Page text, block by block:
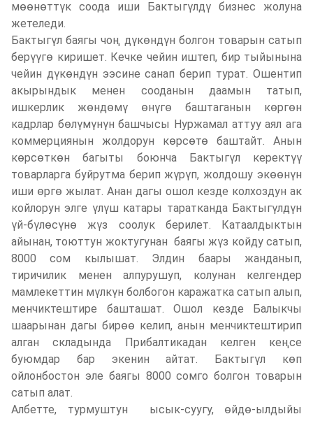
мөөнөттүк соода иши Бактыгүлдү бизнес жолуна
жетеледи.
Бактыгүл баягы чоң дүкөндүн болгон товарын сатып
берүүгө киришет. Кечке чейин иштеп, бир тыйынына
чейин дүкөндүн ээсине санап берип турат. Ошентип
акырындык менен сооданын даамын татып,
ишкерлик жөндөмү өнүгө баштаганын көргөн
кадрлар бөлүмүнүн башчысы Нуржамал аттуу аял ага
коммерциянын жолдорун көрсөтө баштайт. Анын
көрсөткөн багыты боюнча Бактыгүл керектүү
товарларга буйрутма берип жүрүп, жолдошу экөөнүн
иши өргө жылат. Анан дагы ошол кезде колхоздун ак
койлорун элге үлүш катары таратканда Бактыгүлдүн
үй-бүлөсүнө жүз соолук берилет. Катаалдыктын
айынан, тоюттун жоктугунан баягы жүз койду сатып,
8000 сом кылышат. Элдин баары жанданып,
тиричилик менен алпурушуп, колунан келгендер
мамлекеттин мүлкүн болбогон каражатка сатып алып,
менчиктештире башташат. Ошол кезде Балыкчы
шаарынан дагы бирөө келип, анын менчиктештирип
алган складында Прибалтикадан келген кеңсе
буюмдар бар экенин айтат. Бактыгүл көп
ойлонбостон эле баягы 8000 сомго болгон товарын
сатып алат.
Албетте, турмуштун ысык-суугу, өйдө-ылдыйы